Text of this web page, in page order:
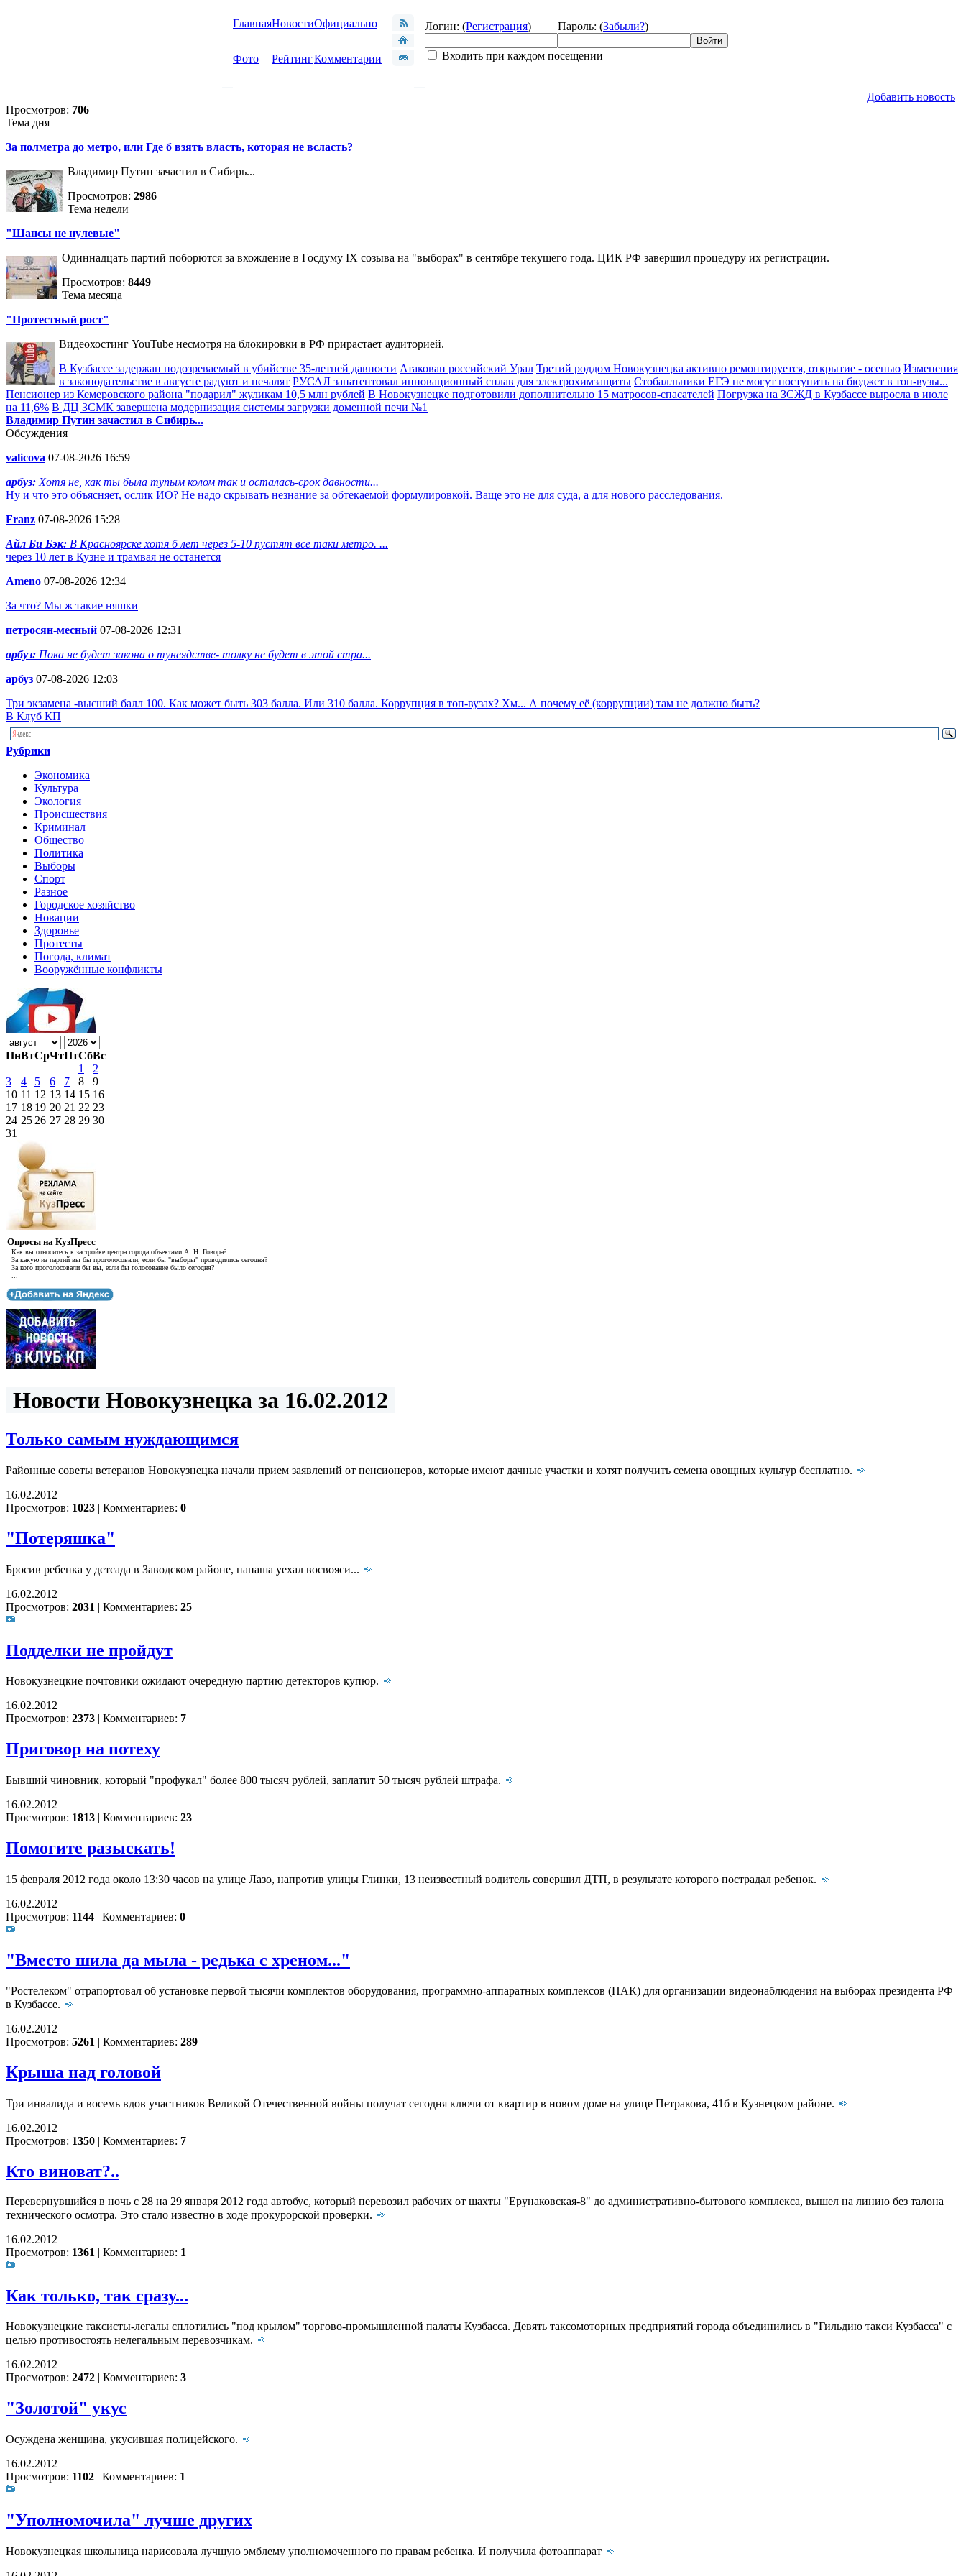
ГлавнаяНовостиОфициально
Фото РейтингКомментарии
Логин: (Регистрация) Пароль: (Забыли?)
Входить при каждом посещении
Добавить новость
Просмотров: 706
Тема дня
За полметра до метро, или Где б взять власть, которая не всласть?
Владимир Путин зачастил в Сибирь...
Просмотров: 2986
Тема недели
"Шансы не нулевые"
Одиннадцать партий поборются за вхождение в Госдуму IX созыва на "выборах" в сентябре текущего года. ЦИК РФ завершил процедуру их регистрации.
Просмотров: 8449
Тема месяца
"Протестный рост"
Видеохостинг YouTube несмотря на блокировки в РФ прирастает аудиторией.
В Кузбассе задержан подозреваемый в убийстве 35-летней давности Атакован российский Урал Третий роддом Новокузнецка активно ремонтируется, открытие - осенью Изменения
в законодательстве в августе радуют и печалят РУСАЛ запатентовал инновационный сплав для электрохимзащиты Стобалльники ЕГЭ не могут поступить на бюджет в топ-вузы...
Пенсионер из Кемеровского района "подарил" жуликам 10,5 млн рублей В Новокузнецке подготовили дополнительно 15 матросов-спасателей Погрузка на ЗСЖД в Кузбассе выросла в июле
на 11,6% В ДЦ ЗСМК завершена модернизация системы загрузки доменной печи №1
Владимир Путин зачастил в Сибирь...
Обсуждения
valicova 07-08-2026 16:59
арбуз: Хотя не, как ты была тупым колом так и осталась-срок давности...
Ну и что это объясняет, ослик ИО? Не надо скрывать незнание за обтекаемой формулировкой. Ваще это не для суда, а для нового расследования.
Franz 07-08-2026 15:28
Айл Би Бэк: В Красноярске хотя б лет через 5-10 пустят все таки метро. ...
через 10 лет в Кузне и трамвая не останется
Ameno 07-08-2026 12:34
За что? Мы ж такие няшки
петросян-месный 07-08-2026 12:31
арбуз: Пока не будет закона о тунеядстве- толку не будет в этой стра...
арбуз 07-08-2026 12:03
Три экзамена -высший балл 100. Как может быть 303 балла. Или 310 балла. Коррупция в топ-вузах? Хм... А почему её (коррупции) там не должно быть?
В Клуб КП
Рубрики
Экономика
Культура
Экология
Происшествия
Криминал
Общество
Политика
Выборы
Спорт
Разное
Городское хозяйство
Новации
Здоровье
Протесты
Погода, климат
Вооружённые конфликты
ПнВтСрЧтПтСбВс
1
2
3
4 5 6 7 8
9
10 11 12 13 14 15 16
17 18 19 20 21 22 23
24 25 26 27 28 29 30
31
Опросы на КузПресс
Как вы относитесь к застройке центра города объектами А. Н. Говора?
За какую из партий вы бы проголосовали, если бы "выборы" проводились сегодня?
За кого проголосовали бы вы, если бы голосование было сегодня?
Новости Новокузнецка за 16.02.2012
Только самым нуждающимся
Районные советы ветеранов Новокузнецка начали прием заявлений от пенсионеров, которые имеют дачные участки и хотят получить семена овощных культур бесплатно.
16.02.2012
Просмотров: 1023 | Комментариев: 0
"Потеряшка"
Бросив ребенка у детсада в Заводском районе, папаша уехал восвояси...
16.02.2012
Просмотров: 2031 | Комментариев: 25
Подделки не пройдут
Новокузнецкие почтовики ожидают очередную партию детекторов купюр.
16.02.2012
Просмотров: 2373 | Комментариев: 7
Приговор на потеху
Бывший чиновник, который "профукал" более 800 тысяч рублей, заплатит 50 тысяч рублей штрафа.
16.02.2012
Просмотров: 1813 | Комментариев: 23
Помогите разыскать!
15 февраля 2012 года около 13:30 часов на улице Лазо, напротив улицы Глинки, 13 неизвестный водитель совершил ДТП, в результате которого пострадал ребенок.
16.02.2012
Просмотров: 1144 | Комментариев: 0
"Вместо шила да мыла - редька с хреном..."
"Ростелеком" отрапортовал об установке первой тысячи комплектов оборудования, программно-аппаратных комплексов (ПАК) для организации видеонаблюдения на выборах президента РФ
в Кузбассе.
16.02.2012
Просмотров: 5261 | Комментариев: 289
Крыша над головой
Три инвалида и восемь вдов участников Великой Отечественной войны получат сегодня ключи от квартир в новом доме на улице Петракова, 41б в Кузнецком районе.
16.02.2012
Просмотров: 1350 | Комментариев: 7
Кто виноват?..
Перевернувшийся в ночь с 28 на 29 января 2012 года автобус, который перевозил рабочих от шахты "Ерунаковская-8" до административно-бытового комплекса, вышел на линию без талона
технического осмотра. Это стало известно в ходе прокурорской проверки.
16.02.2012
Просмотров: 1361 Комментариев: 1
Как только, так сразу...
Новокузнецкие таксисты-легалы сплотились "под крылом" торгово-промышленной палаты Кузбасса. Девять таксомоторных предприятий города объединились в "Гильдию такси Кузбасса" с
целью противостоять нелегальным перевозчикам.
16.02.2012
Просмотров: 2472 | Комментариев: 3
"Золотой" укус
Осуждена женщина, укусившая полицейского.
16.02.2012
Просмотров: 1102 | Комментариев: 1
"Уполномочила" лучше других
Новокузнецкая школьница нарисовала лучшую эмблему уполномоченного по правам ребенка. И получила фотоаппарат